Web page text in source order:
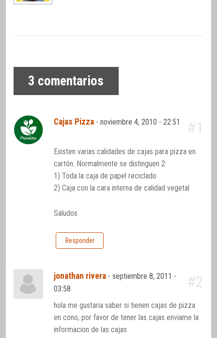
3 comentarios
Cajas Pizza -noviembre 4, 2010 - 22:51 #1
Existen varias calidades de cajas para pizza en
cartón. Normalmente se distinguen 2:
1) Toda la caja de papel reciclado
2) Caja con la cara interna de calidad vegetal
Saludos
Responder
jonathan rivera -septiembre 8, 2011 -
03:58
#2
hola me gustaria saber si tienen cajas de pizza
en cono, por favor de tener las cajas enviame la
informacion de las cajas